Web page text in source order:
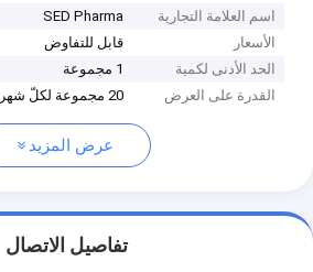
اسم العلامة التجارية
SED Pharma
الأسعار
قابل للتفاوض
الحد الأدنى لكمية
1 مجموعة
القدرة على العرض
20 مجموعة لكلّ شهر
عرض المزيد
تفاصيل الاتصال